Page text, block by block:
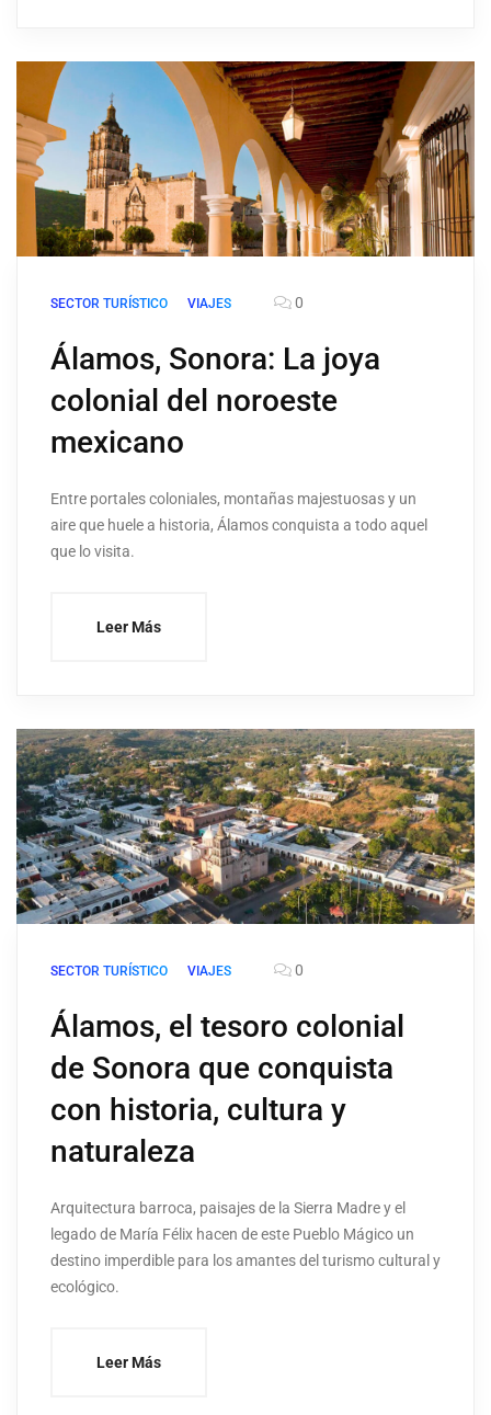
SECTOR TURÍSTICO VIAJES 0
Álamos, Sonora: La joya
colonial del noroeste
mexicano
Entre portales coloniales, montañas majestuosas y un
aire que huele a historia, Álamos conquista a todo aquel
que lo visita.
Leer Más
SECTOR TURÍSTICO VIAJES 0
Álamos, el tesoro colonial
de Sonora que conquista
con historia, cultura y
naturaleza
Arquitectura barroca, paisajes de la Sierra Madre y el
legado de María Félix hacen de este Pueblo Mágico un
destino imperdible para los amantes del turismo cultural y
ecológico.
Leer Más